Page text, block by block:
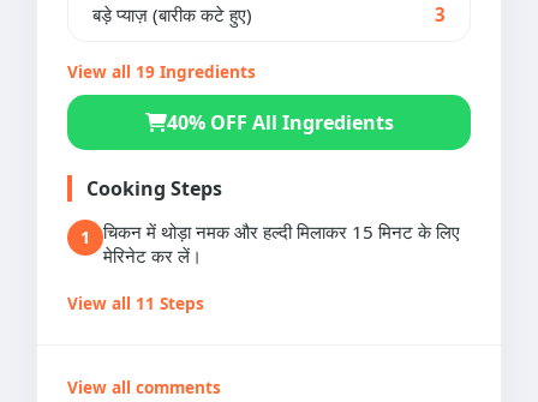
बड़े प्याज़ (बारीक कटे हुए) 3
View all 19 Ingredients
40% OFF All Ingredients
Cooking Steps
1
चिकन में थोड़ा नमक और हल्दी मिलाकर 15 मिनट के लिए
मेरिनेट कर लें।
View all 11 Steps
View all comments